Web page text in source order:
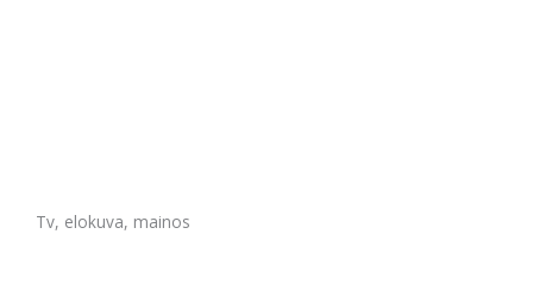
Tv, elokuva, mainos